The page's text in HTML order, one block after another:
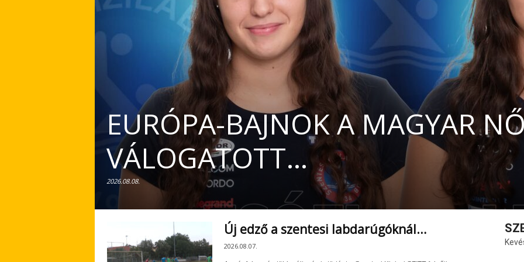
EURÓPA-BAJNOK A MAGYAR
VÁLOGATOTT…
2026.08.08.
Új edző a szentesi labdarúgóknál…
2026.08.07.